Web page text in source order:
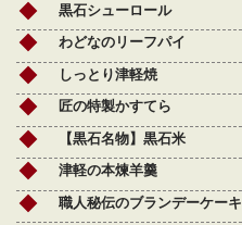
黒石シューロール
わどなのリーフパイ
しっとり津軽焼
匠の特製かすてら
【黒石名物】黒石米
津軽の本煉羊羹
職人秘伝のブランデーケーキ